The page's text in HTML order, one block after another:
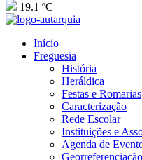
19.1 ºC
Início
Freguesia
História
Heráldica
Festas e Romarias
Caracterização
Rede Escolar
Instituições e
Agenda de
Georreferenciação